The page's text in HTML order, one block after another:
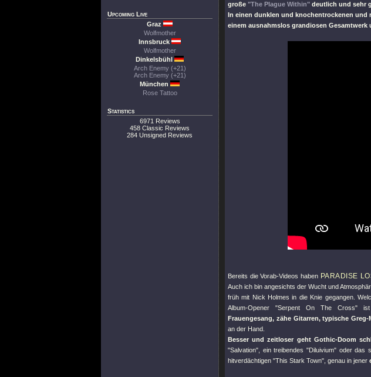
Upcoming Live
Graz
Wolfmother
Innsbruck
Wolfmother
Dinkelsbühl
Arch Enemy (+21)
Arch Enemy (+21)
München
Rose Tattoo
Statistics
6971 Reviews
458 Classic Reviews
284 Unsigned Reviews
große "The Plague Within" deutlich und sehr
In einen dunklen und knochentrockenen
einem ausnahmslos grandiosen
Bereits die Vorab-Videos haben PARADISE
Auch ich bin angesichts der Wucht und
früh mit Nick Holmes in die Knie gegangen.
Album-Opener"Serpent On The Cross" ist
Frauengesang, zähe Gitarren, typische
an der Hand.
Besser und zeitloser geht Gothic-Doom
"Salvation" , ein treibendes "Diluivium"oder das
hitverdächtigen "This Stark Town" , genau in jener